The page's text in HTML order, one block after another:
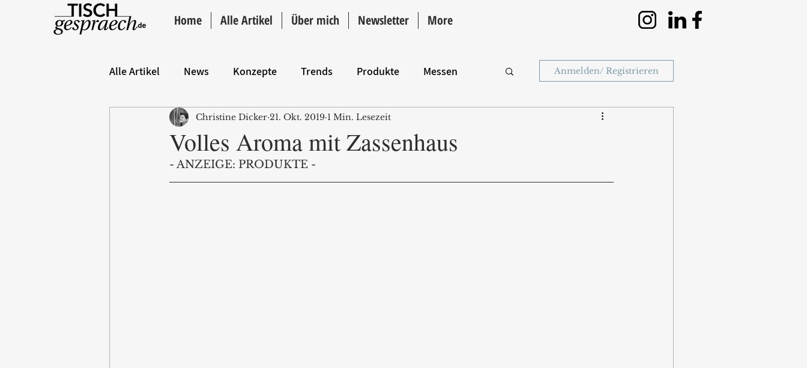
Home Alle Artikel Über mich Newsletter More
Alle Artikel News Konzepte Trends Produkte Messen
Hintergrund ANZEIGE Intro
Anmelden/ Registrieren
Volles Aroma mit Zassenhaus
Christine Dicker 21. Okt. 2019 1 Min. Lesezeit
- ANZEIGE: PRODUKTE -